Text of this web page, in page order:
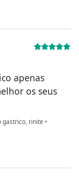
apenas
os seus
gastrico, rinite •